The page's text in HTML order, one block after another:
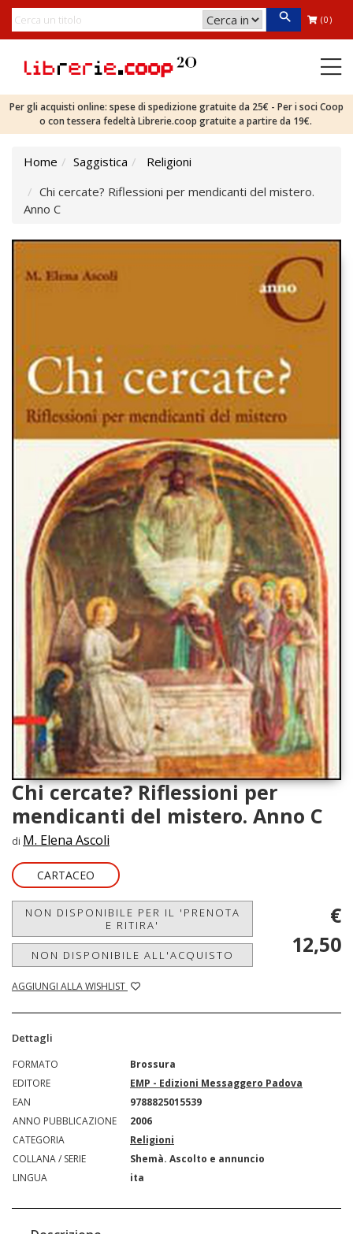
(0)
Per gli acquisti online: spese di spedizione gratuite da 25€ - Per i soci Coop
o con tessera fedeltà Librerie.coop gratuite a partire da 19€.
Home Saggistica
Religioni
Chi cercate? Riflessioni per mendicanti del mistero.
Anno C
Chi cercate? Riflessioni per
mendicanti del mistero. Anno C
di M. Elena Ascoli
CARTACEO
NON DISPONIBILE PER IL 'PRENOTA
E RITIRA'
NON DISPONIBILE ALL'ACQUISTO
AGGIUNGI ALLA WISHLIST
€
12,50
Dettagli
FORMATO
Brossura
EDITORE
EMP - Edizioni Messaggero Padova
EAN
9788825015539
ANNO PUBBLICAZIONE
2006
CATEGORIA
Religioni
COLLANA / SERIE
Shemà. Ascolto e annuncio
LINGUA
ita